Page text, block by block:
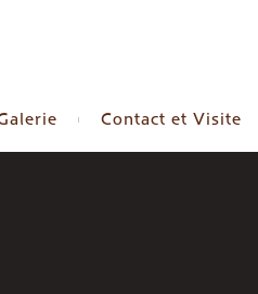
Contact et Visite